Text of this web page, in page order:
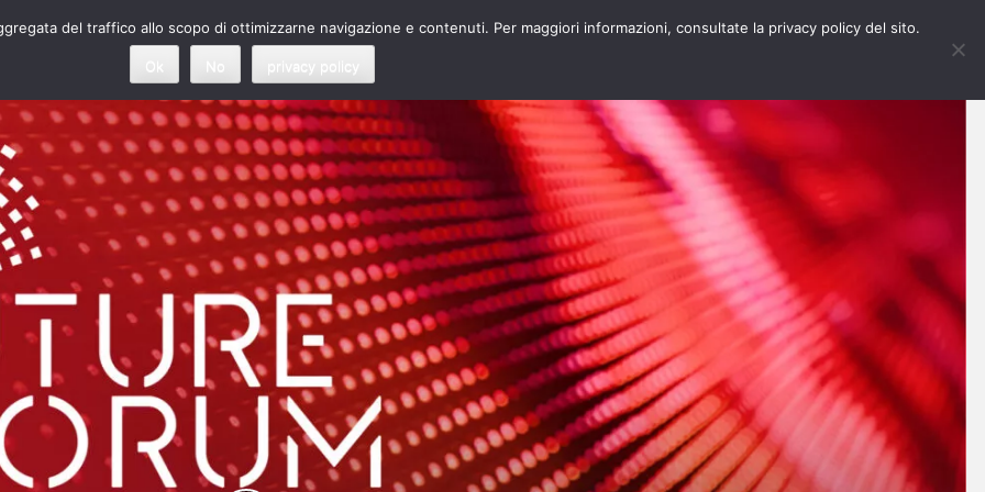
del traffico allo scopo di ottimizzarne navigazione e contenuti. Per maggiori informazioni, consultate la privacy policy del sito.